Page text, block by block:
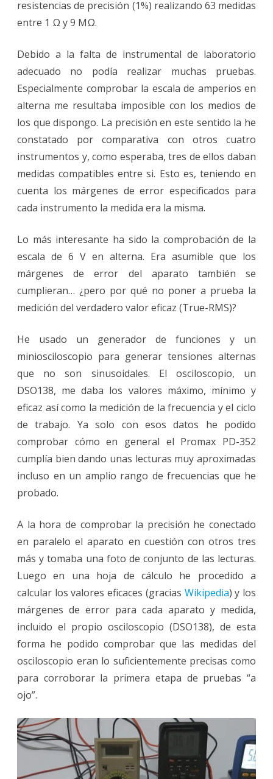
resistencias de precisión (1%) realizando 63 medidas
entre 1 Ω y 9 MΩ.
Debido a la falta de instrumental de laboratorio
adecuado no podía realizar muchas pruebas.
Especialmente comprobar la escala de amperios en
alterna me resultaba imposible con los medios de
los que dispongo. La precisión en este sentido la he
constatado por comparativa con otros cuatro
instrumentos y, como esperaba, tres de ellos daban
medidas compatibles entre si. Esto es, teniendo en
cuenta los márgenes de error especificados para
cada instrumento la medida era la misma.
Lo más interesante ha sido la comprobación de la
escala de 6 V en alterna. Era asumible que los
márgenes de error del aparato también se
cumplieran… ¿pero por qué no poner a prueba la
medición del verdadero valor eficaz (True-RMS)?
He usado un generador de funciones y un
miniosciloscopio para generar tensiones alternas
que no son sinusoidales. El osciloscopio, un
DSO138, me daba los valores máximo, mínimo y
eficaz así como la medición de la frecuencia y el ciclo
de trabajo. Ya solo con esos datos he podido
comprobar cómo en general el Promax PD-352
cumplía bien dando unas lecturas muy aproximadas
incluso en un amplio rango de frecuencias que he
probado.
A la hora de comprobar la precisión he conectado
en paralelo el aparato en cuestión con otros tres
más y tomaba una foto de conjunto de las lecturas.
Luego en una hoja de cálculo he procedido a
calcular los valores eficaces (gracias Wikipedia) y los
márgenes de error para cada aparato y medida,
incluido el propio osciloscopio (DSO138), de esta
forma he podido comprobar que las medidas del
osciloscopio eran lo suficientemente precisas como
para corroborar la primera etapa de pruebas “a
ojo”.